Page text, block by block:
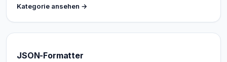
Kategorie ansehen →
JSON-Formatter